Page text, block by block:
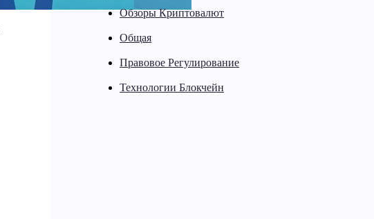
Обзоры Криптовалют
Общая
Правовое Регулирование
Технологии Блокчейн